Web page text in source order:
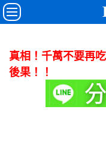
真相！千萬不要再
後果！！